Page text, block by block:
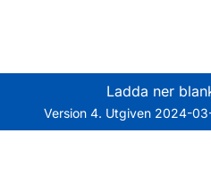
Ladda ner
Version 4. Utgiven 2024-